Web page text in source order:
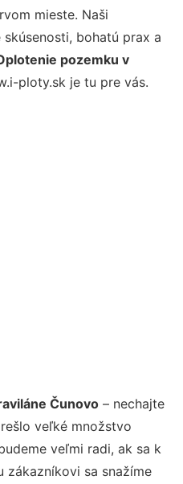
mieste. Naši
bohatú prax a
pozemku v
ploty.sk je tu pre vás.
Čunovo – nechajte
veľké množstvo
veľmi radi, ak sa k
zákazníkovi sa snažíme